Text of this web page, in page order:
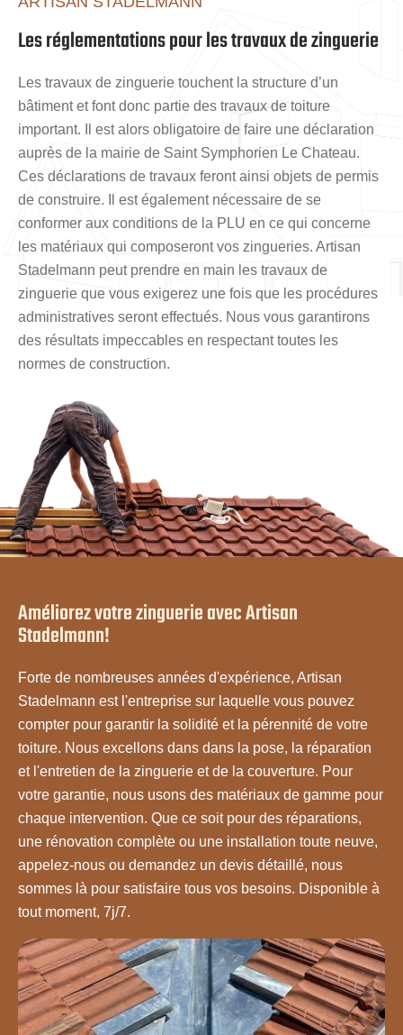
Les réglementations pour les travaux de zinguerie
Les travaux de zinguerie touchent la structure d’un
bâtiment et font donc partie des travaux de toiture
important. Il est alors obligatoire de faire une déclaration
auprès de la mairie de Saint Symphorien Le Chateau.
Ces déclarations de travaux feront ainsi objets de permis
de construire. Il est également nécessaire de se
conformer aux conditions de la PLU en ce qui concerne
les matériaux qui composeront vos zingueries. Artisan
Stadelmann peut prendre en main les travaux de
zinguerie que vous exigerez une fois que les procédures
administratives seront effectués. Nous vous garantirons
des résultats impeccables en respectant toutes les
normes de construction.
Améliorez votre zinguerie avec Artisan
Stadelmann!
Forte de nombreuses années d'expérience, Artisan
Stadelmann est l'entreprise sur laquelle vous pouvez
compter pour garantir la solidité et la pérennité de votre
toiture. Nous excellons dans dans la pose, la réparation
et l'entretien de la zinguerie et de la couverture. Pour
votre garantie, nous usons des matériaux de gamme pour
chaque intervention. Que ce soit pour des réparations,
une rénovation complète ou une installation toute neuve,
appelez-nous ou demandez un devis détaillé, nous
sommes là pour satisfaire tous vos besoins. Disponible à
tout moment, 7j/7.